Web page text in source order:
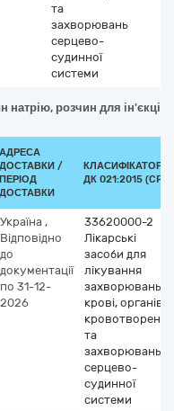
та
захворювань
серцево-
судинної
системи
натрію, розчин для
АДРЕСА
ДОСТАВКИ /
ПЕРІОД
ДОСТАВКИ
КЛАСИФІКАТОР
ДК 021:2015 (CPV)
Україна ,
Відповідно
до
документації
по 31-12-
2026
33620000-2
Лікарські
засоби для
лікування
захворювань
крові, органів
кровотворення
та
захворювань
серцево-
судинної
системи